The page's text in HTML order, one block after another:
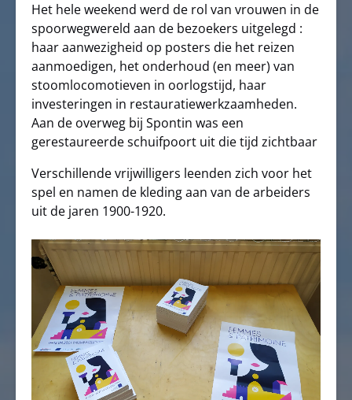
Het hele weekend werd de rol van vrouwen in de
spoorwegwereld aan de bezoekers uitgelegd :
haar aanwezigheid op posters die het reizen
aanmoedigen, het onderhoud (en meer) van
stoomlocomotieven in oorlogstijd, haar
investeringen in restauratiewerkzaamheden.
Aan de overweg bij Spontin was een
gerestaureerde schuifpoort uit die tijd zichtbaar
Verschillende vrijwilligers leenden zich voor het
spel en namen de kleding aan van de arbeiders
uit de jaren 1900-1920.